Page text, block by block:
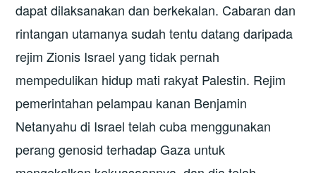
dapat dilaksanakan dan berkekalan. Cabaran dan
rintangan utamanya sudah tentu datang daripada
rejim Zionis Israel yang tidak pernah
mempedulikan hidup mati rakyat Palestin. Rejim
pemerintahan pelampau kanan Benjamin
Netanyahu di Israel telah cuba menggunakan
perang genosid terhadap Gaza untuk